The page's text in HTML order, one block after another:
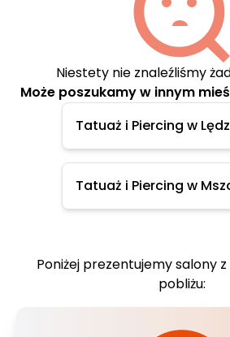
Niestety nie znaleźliśmy
Może poszukamy w innym
Tatuaż i Piercing w
Tatuaż i Piercing w
Poniżej prezentujemy salony
pobliżu: